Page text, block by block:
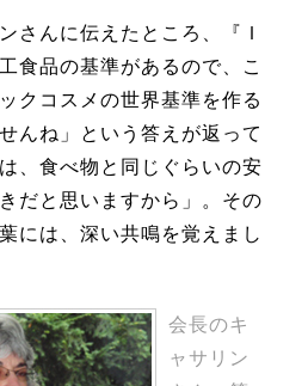
さんに伝えたところ、『Ｉ
食品の基準があるので、こ
クコスメの世界基準を作る
んね」という答えが返って
、食べ物と同じぐらいの安
だと思いますから」。その
には、深い共鳴を覚えまし
会長のキ
ャサリン